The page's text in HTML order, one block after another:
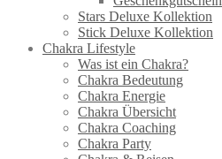
Stars Deluxe Kollektion
Stick Deluxe Kollektion
Chakra Lifestyle
Was ist ein Chakra?
Chakra Bedeutung
Chakra Energie
Chakra Übersicht
Chakra Coaching
Chakra Party